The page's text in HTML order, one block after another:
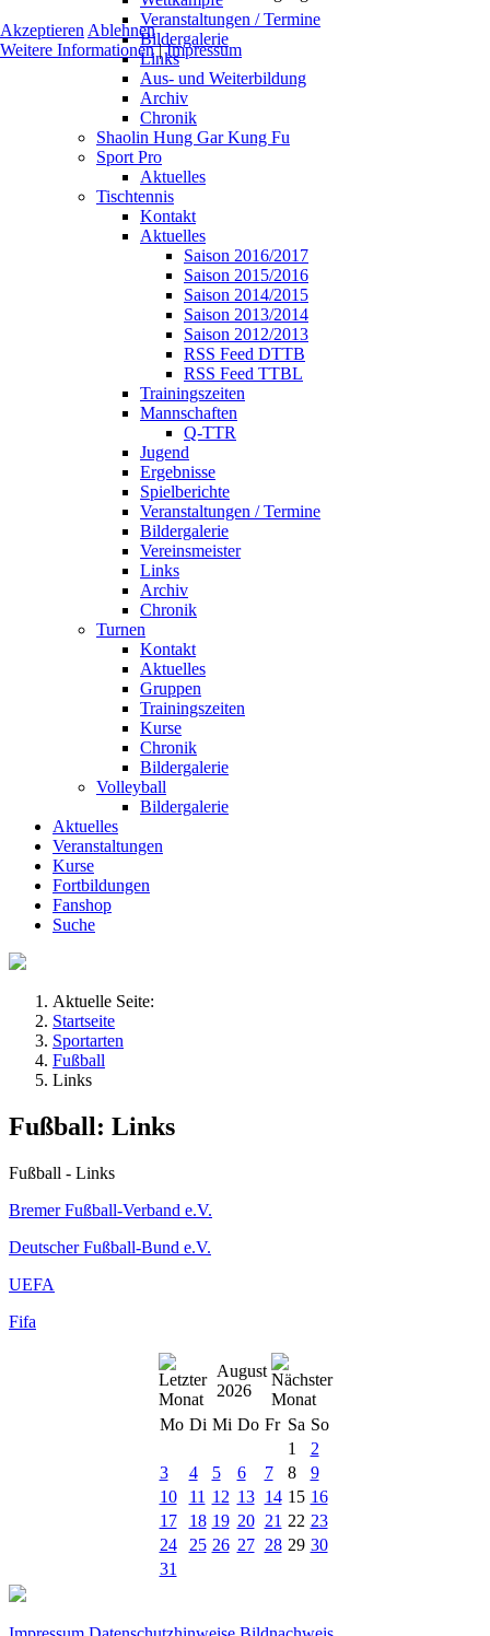
Veranstaltungen / Termine
Bildergalerie
Links
Aus- und Weiterbildung
Archiv
Chronik
Shaolin Hung Gar Kung Fu
Sport Pro
Aktuelles
Tischtennis
Kontakt
Aktuelles
Saison 2016/2017
Saison 2015/2016
Saison 2014/2015
Saison 2013/2014
Saison 2012/2013
RSS Feed DTTB
RSS Feed TTBL
Trainingszeiten
Mannschaften
Q-TTR
Jugend
Ergebnisse
Spielberichte
Veranstaltungen / Termine
Bildergalerie
Vereinsmeister
Links
Archiv
Chronik
Turnen
Kontakt
Aktuelles
Gruppen
Trainingszeiten
Kurse
Chronik
Bildergalerie
Volleyball
Bildergalerie
Aktuelles
Veranstaltungen
Kurse
Fortbildungen
Fanshop
Suche
Aktuelle Seite:
Startseite
Sportarten
Fußball
Links
Fußball: Links
Fußball - Links
Bremer Fußball-Verband e.V.
Deutscher Fußball-Bund e.V.
UEFA
Fifa
August
2026
Mo Di Mi Do Fr Sa So
1
2
3
4 5 6 7 8
9
10
11 12 13 14 15 16
17
18 19 20 21 22 23
24
25 26 27 28 29 30
31
Akzeptieren Ablehnen
Weitere Informationen|Impressum